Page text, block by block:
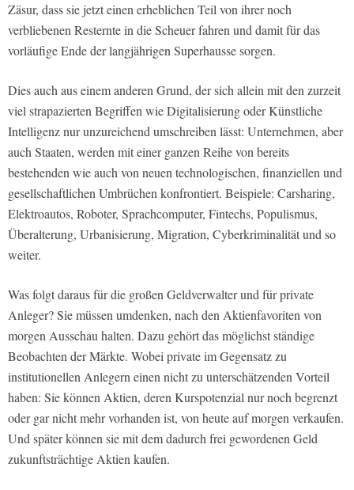
Zäsur, dass sie jetzt einen erheblichen Teil von ihrer noch
verbliebenen Resternte in die Scheuer fahren und damit für das
vorläufige Ende der langjährigen Superhausse sorgen.
Dies auch aus einem anderen Grund, der sich allein mit den zurzeit
viel strapazierten Begriffen wie Digitalisierung oder Künstliche
Intelligenz nur unzureichend umschreiben lässt: Unternehmen, aber
auch Staaten, werden mit einer ganzen Reihe von bereits
bestehenden wie auch von neuen technologischen, finanziellen und
gesellschaftlichen Umbrüchen konfrontiert. Beispiele: Carsharing,
Elektroautos, Roboter, Sprachcomputer, Fintechs, Populismus,
Überalterung, Urbanisierung, Migration, Cyberkriminalität und so
weiter.
Was folgt daraus für die großen Geldverwalter und für private
Anleger? Sie müssen umdenken, nach den Aktienfavoriten von
morgen Ausschau halten. Dazu gehört das möglichst ständige
Beobachten der Märkte. Wobei private im Gegensatz zu
institutionellen Anlegern einen nicht zu unterschätzenden Vorteil
haben: Sie können Aktien, deren Kurspotenzial nur noch begrenzt
oder gar nicht mehr vorhanden ist, von heute auf morgen verkaufen.
Und später können sie mit dem dadurch frei gewordenen Geld
zukunftsträchtige Aktien kaufen.